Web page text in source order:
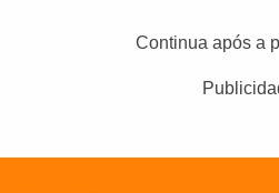
Continua após a